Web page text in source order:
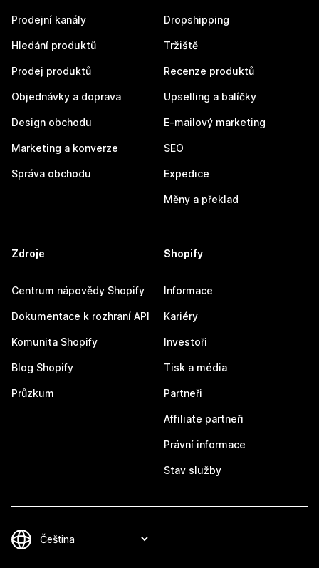
Prodejní kanály
Hledání produktů
Prodej produktů
Objednávky a doprava
Design obchodu
Marketing a konverze
Správa obchodu
Dropshipping
Tržiště
Recenze produktů
Upselling a balíčky
E-mailový marketing
SEO
Expedice
Měny a překlad
Zdroje
Centrum nápovědy Shopify
Dokumentace k rozhraní API
Komunita Shopify
Blog Shopify
Průzkum
Shopify
Informace
Kariéry
Investoři
Tisk a média
Partneři
Affiliate partneři
Právní informace
Stav služby